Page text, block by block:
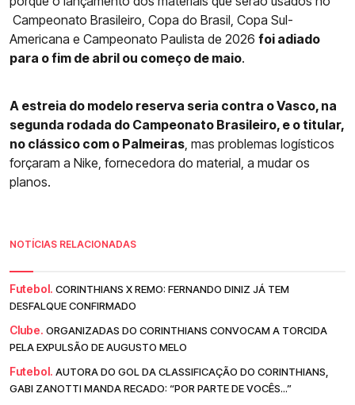
Campeonato Brasileiro, Copa do Brasil, Copa Sul-
Americana e Campeonato Paulista de 2026 foi adiado
para o fim de abril ou começo de maio.
A estreia do modelo reserva seria contra o Vasco, na
segunda rodada do Campeonato Brasileiro, e o titular,
no clássico com o Palmeiras, mas problemas logísticos
forçaram a Nike, fornecedora do material, a mudar os
planos.
NOTÍCIAS RELACIONADAS
Futebol. CORINTHIANS X REMO: FERNANDO DINIZ JÁ TEM
DESFALQUE CONFIRMADO
Clube. ORGANIZADAS DO CORINTHIANS CONVOCAM A TORCIDA
PELA EXPULSÃO DE AUGUSTO MELO
Futebol. AUTORA DO GOL DA CLASSIFICAÇÃO DO CORINTHIANS,
GABI ZANOTTI MANDA RECADO: “POR PARTE DE VOCÊS...”